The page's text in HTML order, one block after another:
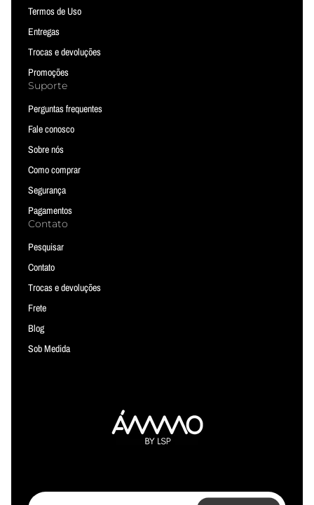
Termos de Uso
Entregas
Trocas e devoluções
Promoções
Suporte
Perguntas frequentes
Fale conosco
Sobre nós
Como comprar
Segurança
Pagamentos
Contato
Pesquisar
Contato
Trocas e devoluções
Frete
Blog
Sob Medida